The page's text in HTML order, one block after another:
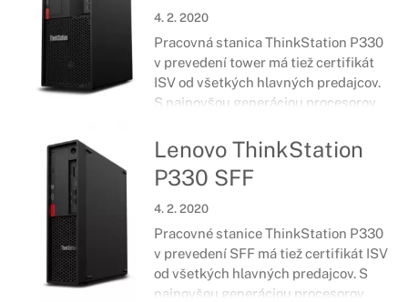
4. 2. 2020
Pracovná stanica ThinkStation P330
v prevedení tower má tiež certifikát
ISV od všetkých hlavných predajcov.
S najnovšou generáciou procesorov
Optane™, grafikou NVIDIA® Quadro®
a certifikátom pre podporu virtuálnej
reality.
Lenovo ThinkStation
P330 SFF
4. 2. 2020
Pracovné stanice ThinkStation P330
v prevedení SFF má tiež certifikát ISV
od všetkých hlavných predajcov. S
najnovšou generáciou procesorov